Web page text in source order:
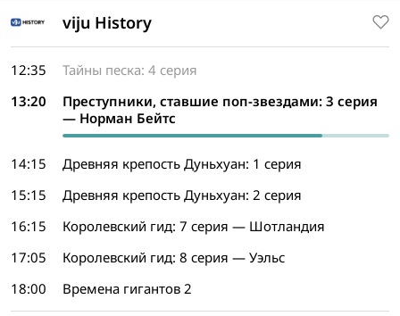
viju History
12:35
Тайны песка: 4 серия
13:20
Преступники, ставшие поп-звездами: 3 серия
— Норман Бейтс
14:15
Древняя крепость Дуньхуан: 1 серия
15:15
Древняя крепость Дуньхуан: 2 серия
16:15
Королевский гид: 7 серия — Шотландия
17:05
Королевский гид: 8 серия — Уэльс
18:00
Времена гигантов 2